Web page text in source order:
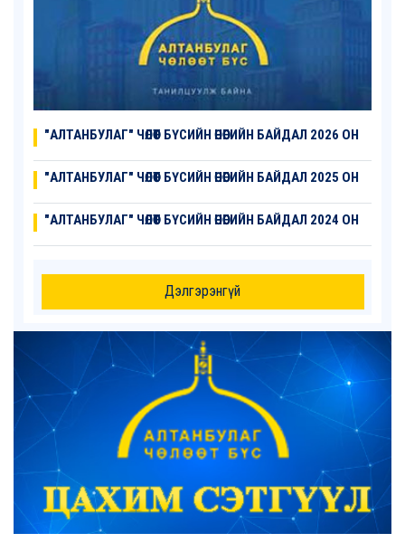
"АЛТАНБУЛАГ" ЧӨЛӨӨТ БҮСИЙН ӨНӨӨГИЙН БАЙДАЛ 2026 ОН
"АЛТАНБУЛАГ" ЧӨЛӨӨТ БҮСИЙН ӨНӨӨГИЙН БАЙДАЛ 2025 ОН
"АЛТАНБУЛАГ" ЧӨЛӨӨТ БҮСИЙН ӨНӨӨГИЙН БАЙДАЛ 2024 ОН
Дэлгэрэнгүй